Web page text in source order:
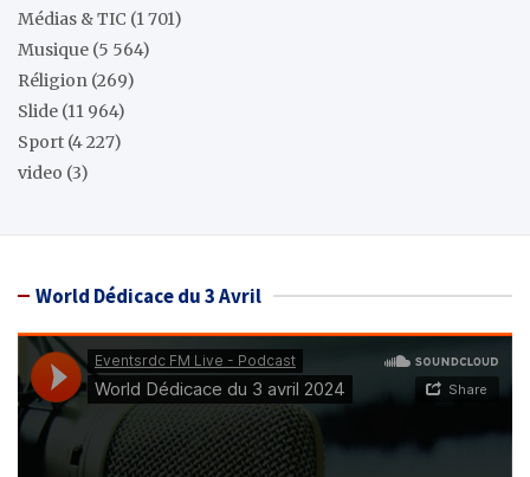
Médias & TIC (1 701)
Musique (5 564)
Réligion (269)
Slide (11 964)
Sport (4 227)
video (3)
World Dédicace du 3 Avril